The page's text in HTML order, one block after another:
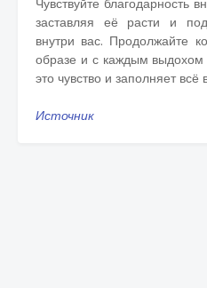
Чувствуйте благодарность
заставляя её расти и
внутри вас. Продолжайте
образе и с каждым выдохом
это чувство и заполняет всё
Источник